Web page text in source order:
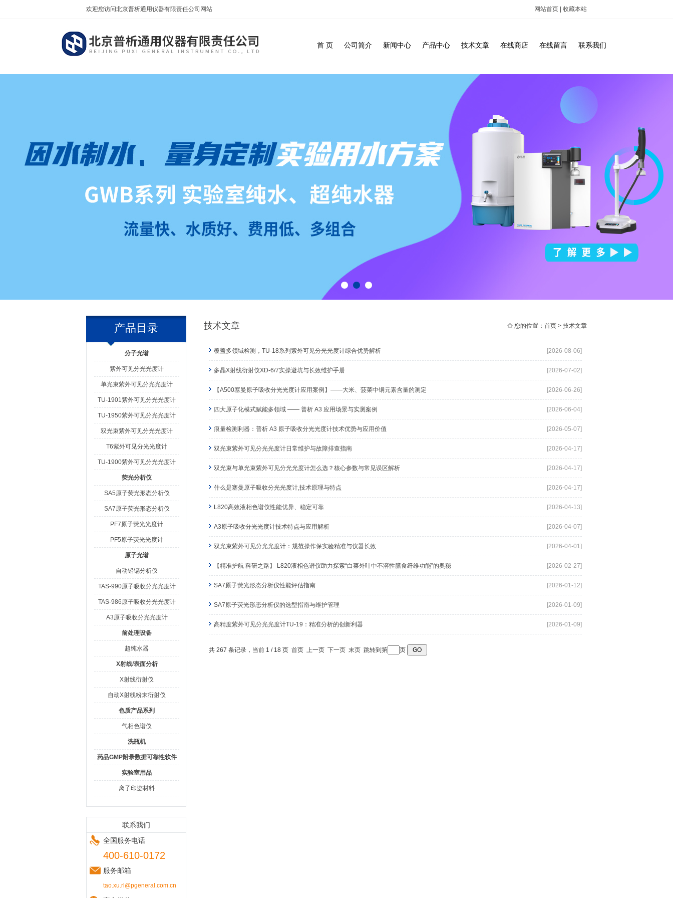
网站首页 收藏本站
欢迎您访问北京普析通用仪器有限责任公司网站
首 页 公司简介 新闻中心 产品中心 技术文章 在线商店 在线留言 联系我们
产品目录
分子光谱
紫外可见分光光度计
单光束紫外可见分光光度计
TU-1901紫外可见分光光度计
TU-1950紫外可见分光光度计
双光束紫外可见分光光度计
T6紫外可见分光光度计
TU-1900紫外可见分光光度计
荧光分析仪
SA5原子荧光形态分析仪
SA7原子荧光形态分析仪
PF7原子荧光光度计
PF5原子荧光光度计
原子光谱
自动铅镉分析仪
TAS-990原子吸收分光光度计
TAS-986原子吸收分光光度计
A3原子吸收分光光度计
前处理设备
超纯水器
X射线/表面分析
X射线衍射仪
自动X射线粉末衍射仪
色质产品系列
气相色谱仪
洗瓶机
药品GMP附录数据可靠性软件
实验室用品
离子印迹材料
联系我们
全国服务电话
400-610-0172
服务邮箱
tao.xu.rl@pgeneral.com.cn
技术文章 您的位置： 首页 > 技术文章
[2026-08-06]
覆盖多领域检测，TU-18系列紫外可见分光光度计综合优势解析
[2026-07-02]
多晶X射线衍射仪XD-6/7实操避坑与长效维护手册
[2026-06-26]
【A500塞曼原子吸收分光光度计应用案例】——大米、菠菜中铜元素含量的测定
[2026-06-04]
四大原子化模式赋能多领域 —— 普析 A3 应用场景与实测案例
[2026-05-07]
痕量检测利器：普析 A3 原子吸收分光光度计技术优势与应用价值
[2026-04-17]
双光束紫外可见分光光度计日常维护与故障排查指南
[2026-04-17]
双光束与单光束紫外可见分光光度计怎么选？核心参数与常见误区解析
[2026-04-17]
什么是塞曼原子吸收分光光度计,技术原理与特点
[2026-04-13]
L820高效液相色谱仪性能优异、稳定可靠
[2026-04-07]
A3原子吸收分光光度计技术特点与应用解析
[2026-04-01]
双光束紫外可见分光光度计：规范操作保实验精准与仪器长效
[2026-02-27]
【精准护航 科研之路】 L820液相色谱仪助力探索“白菜外叶中不溶性膳食纤维功能”的奥秘
[2026-01-12]
SA7原子荧光形态分析仪性能评估指南
[2026-01-09]
SA7原子荧光形态分析仪的选型指南与维护管理
[2026-01-09]
高精度紫外可见分光光度计TU-19：精准分析的创新利器
共 267 条记录，当前 1 / 18 页 首页 上一页 下一页 末页 跳转到第 页